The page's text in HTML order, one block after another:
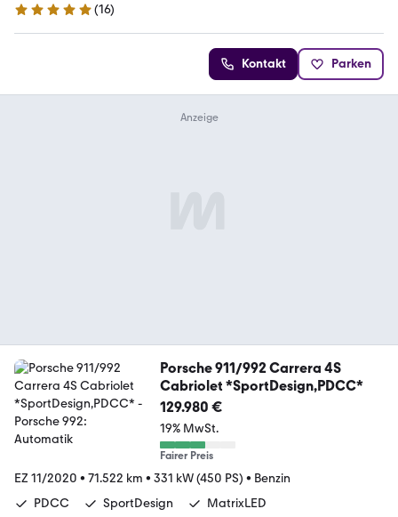
4.9 Sterne
(16)
Kontakt Parken
Porsche 911/992 Carrera 4S
Cabriolet *SportDesign,PDCC*
129.980 €
19% MwSt.
Fairer Preis
EZ 11/2020 • 71.522 km • 331 kW (450 PS) • Benzin
PDCC
SportDesign MatrixLED